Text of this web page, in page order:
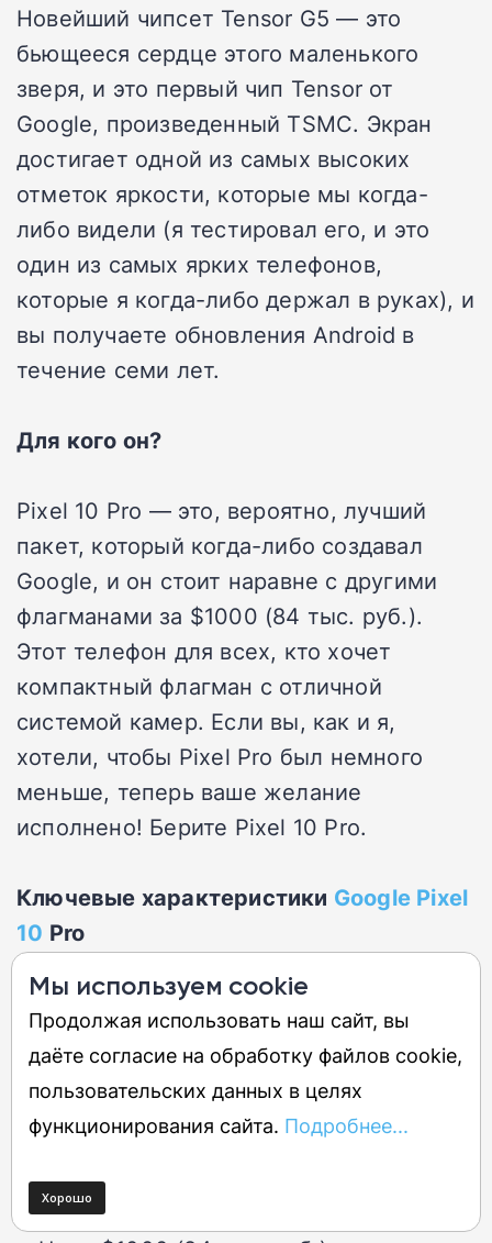
Новейший чипсет Tensor G5 — это
бьющееся сердце этого маленького
зверя, и это первый чип Tensor от
Google, произведенный TSMC. Экран
достигает одной из самых высоких
отметок яркости, которые мы когда-
либо видели (я тестировал его, и это
один из самых ярких телефонов,
которые я когда-либо держал в руках), и
вы получаете обновления Android в
течение семи лет.
Для кого он?
Pixel 10 Pro — это, вероятно, лучший
пакет, который когда-либо создавал
Google, и он стоит наравне с другими
флагманами за $1000 (84 тыс. руб.).
Этот телефон для всех, кто хочет
компактный флагман с отличной
системой камер. Если вы, как и я,
хотели, чтобы Pixel Pro был немного
меньше, теперь ваше желание
исполнено! Берите Pixel 10 Pro.
Ключевые характеристики Google Pixel
10 Pro
6,3-дюймовый LTPO AMOLED экран
(очень яркий)
50-мегапиксельная основная камера
48-мегапиксельный телеобъектив с 5-
кратным зумом
Чипсет Google Tensor G5
Семь лет основных обновлений ОС
Мы используем cookie
Продолжая использовать наш сайт, вы
даёте согласие на обработку файлов cookie,
пользовательских данных в целях
функционирования сайта. Подробнее...